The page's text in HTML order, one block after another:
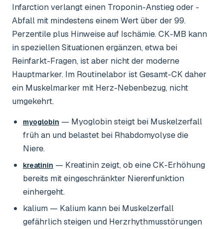
Infarction verlangt einen Troponin-Anstieg oder -
Abfall mit mindestens einem Wert über der 99.
Perzentile plus Hinweise auf Ischämie. CK-MB kann
in speziellen Situationen ergänzen, etwa bei
Reinfarkt-Fragen, ist aber nicht der moderne
Hauptmarker. Im Routinelabor ist Gesamt-CK daher
ein Muskelmarker mit Herz-Nebenbezug, nicht
umgekehrt.
myoglobin — Myoglobin steigt bei Muskelzerfall
früh an und belastet bei Rhabdomyolyse die
Niere.
kreatinin — Kreatinin zeigt, ob eine CK-Erhöhung
bereits mit eingeschränkter Nierenfunktion
einhergeht.
kalium — Kalium kann bei Muskelzerfall
gefährlich steigen und Herzrhythmusstörungen